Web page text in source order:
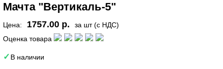
Мачта "Вертикаль-5"
Цена: 1757.00 р.
за шт (с НДС)
Оценка товара
В наличии